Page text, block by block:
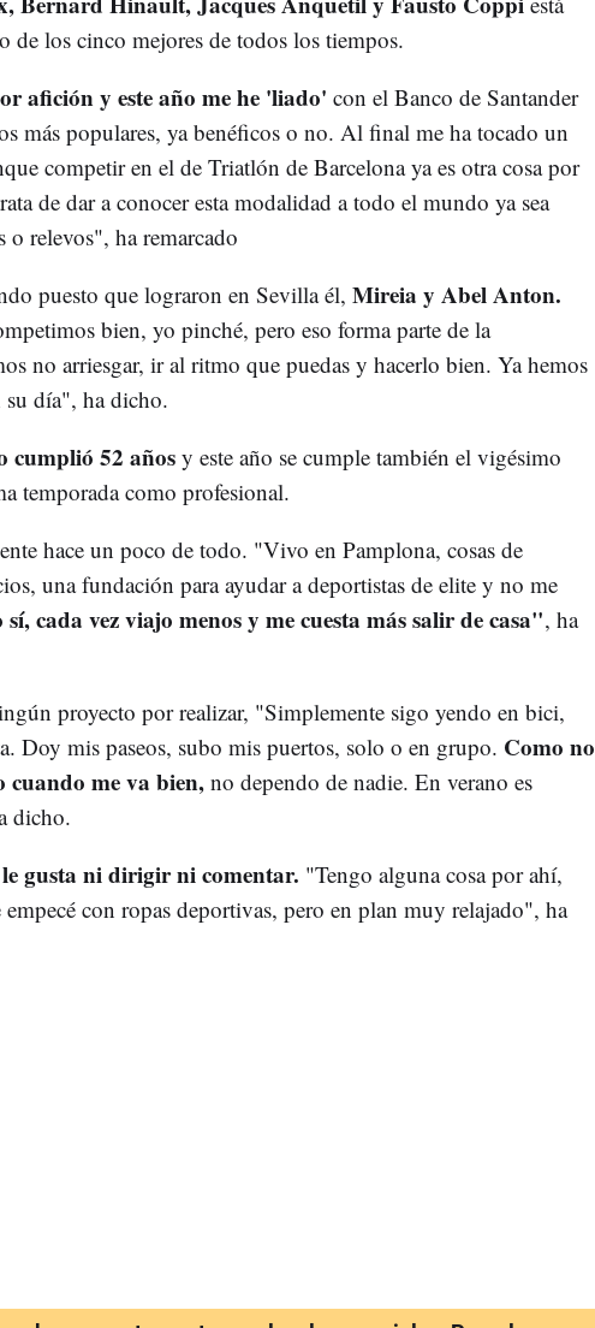
de los cinco mejores de todos los tiempos.
afición y este año me he 'liado' con el Banco de Santander
más populares, ya benéficos o no. Al final me ha tocado un
competir en el de Triatlón de Barcelona ya es otra cosa por
de dar a conocer esta modalidad a todo el mundo ya sea
relevos", ha remarcado
puesto que lograron en Sevilla él, Mireia y Abel Anton.
bien, yo pinché, pero eso forma parte de la
no arriesgar, ir al ritmo que puedas y hacerlo bien. Ya hemos
su día", ha dicho.
cumplió 52 años y este año se cumple también el vigésimo
temporada como profesional.
hace un poco de todo. "Vivo en Pamplona, cosas de
una fundación para ayudar a deportistas de elite y no me
sí, cada vez viajo menos y me cuesta más salir de casa", ha
proyecto por realizar, "Simplemente sigo yendo en bici,
Doy mis paseos, subo mis puertos, solo o en grupo. Como no
cuando me va bien,no dependo de nadie. En verano es
dicho.
gusta ni dirigir ni comentar. "Tengo alguna cosa por ahí,
con ropas deportivas, pero en plan muy relajado", ha